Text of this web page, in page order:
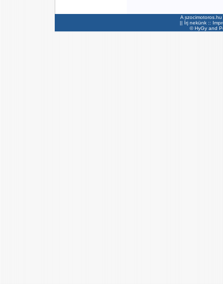
A
|| Írj nekünk ::
©HyGyand